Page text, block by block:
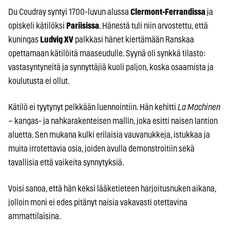
Du Coudray syntyi 1700-luvun alussa Clermont-Ferrandissa ja
opiskeli kätilöksi Pariisissa. Hänestä tuli niin arvostettu, että
kuningas Ludvig XV palkkasi hänet kiertämään Ranskaa
opettamaan kätilöitä maaseudulle. Syynä oli synkkä tilasto:
vastasyntyneitä ja synnyttäjiä kuoli paljon, koska osaamista ja
koulutusta ei ollut.
Kätilö ei tyytynyt pelkkään luennointiin. Hän kehitti La Machinen
– kangas- ja nahkarakenteisen mallin, joka esitti naisen lantion
aluetta. Sen mukana kulki erilaisia vauvanukkeja, istukkaa ja
muita irrotettavia osia, joiden avulla demonstroitiin sekä
tavallisia että vaikeita synnytyksiä.
Voisi sanoa, että hän keksi lääketieteen harjoitusnuken aikana,
jolloin moni ei edes pitänyt naisia vakavasti otettavina
ammattilaisina.